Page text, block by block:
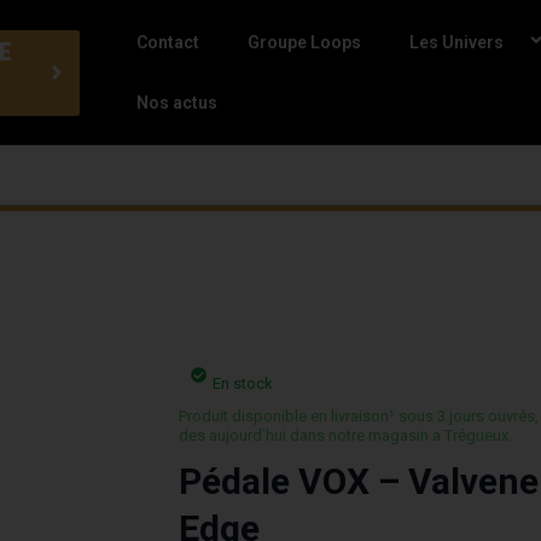
Contact Groupe Loops Les Univers
Nos actus
En stock
Produit disponible en livraison¹ sous 3 jours
des aujourd’hui dans notre magasin a Trégueux.
Pédale VOX –
Edge